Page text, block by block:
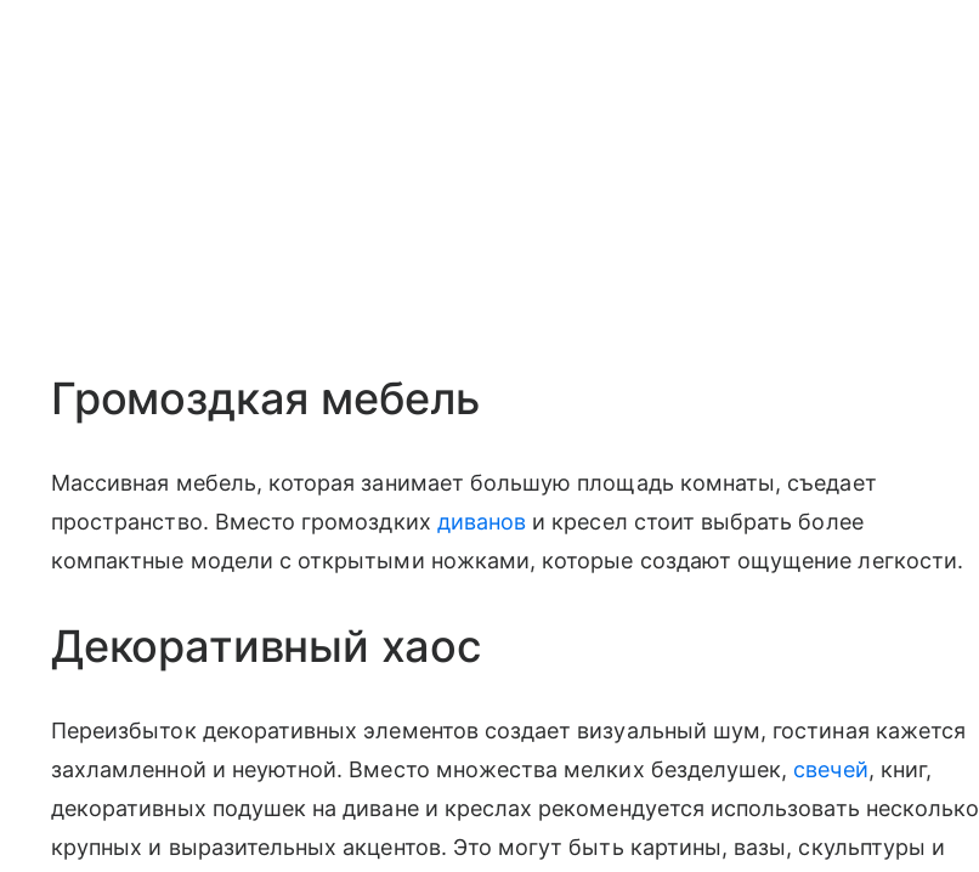
Громоздкая мебель
Массивная мебель, которая занимает большую площадь комнаты, съедает
пространство. Вместо громоздких диванов и кресел стоит выбрать более
компактные модели с открытыми ножками, которые создают ощущение легкости.
Декоративный хаос
Переизбыток декоративных элементов создает визуальный шум, гостиная кажется
захламленной и неуютной. Вместо множества мелких безделушек, свечей, книг,
декоративных подушек на диване и креслах рекомендуется использовать несколько
крупных и выразительных акцентов. Это могут быть картины, вазы, скульптуры и